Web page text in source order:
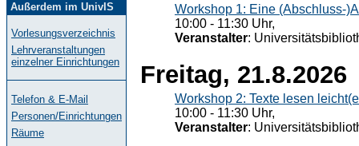
Außerdem im UnivIS
Vorlesungsverzeichnis
Lehrveranstaltungen
einzelner Einrichtungen
Telefon & E-Mail
Personen/Einrichtungen
Räume
Workshop 1: Eine (Abschluss-
10:00 - 11:30 Uhr,
Veranstalter:
Freitag, 21.8.2026
Workshop 2: Texte lesen
10:00 - 11:30 Uhr,
Veranstalter: